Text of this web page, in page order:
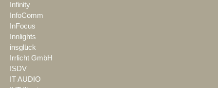
Infinity
InfoComm
InFocus
Innlights
insglück
Irrlicht GmbH
ISDV
IT AUDIO